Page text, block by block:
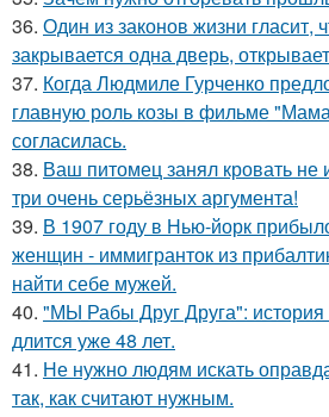
36. Один из законов жизни гласит,
закрывается одна дверь,
37. Когда Людмиле Гурченко
главную роль козы в фильме
согласилась.
38. Ваш питомец занял кровать не
три очень серьёзных аргумента!
39. В 1907 году в Нью-йорк
женщин - иммигранток из
найти себе мужей.
40. "МЫ Рабы Друг Друга": история
длится уже 48 лет.
41. Не нужно людям искать
так, как считают нужным.